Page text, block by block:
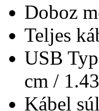
Doboz
Teljes
USB
cm /
Kábel